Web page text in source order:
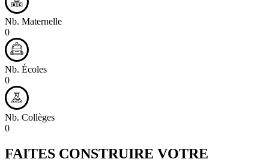
Nb. Maternelle
0
Nb. Écoles
0
Nb. Collèges
0
FAITES CONSTRUIRE VOTRE